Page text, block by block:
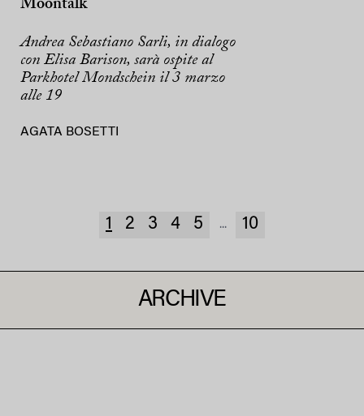
Moontalk
Andrea Sebastiano Sarli, in dialogo
con Elisa Barison, sarà ospite al
Parkhotel Mondschein il 3 marzo
alle 19
AGATA BOSETTI
1 2 3 4 5 ... 10
ARCHIVE